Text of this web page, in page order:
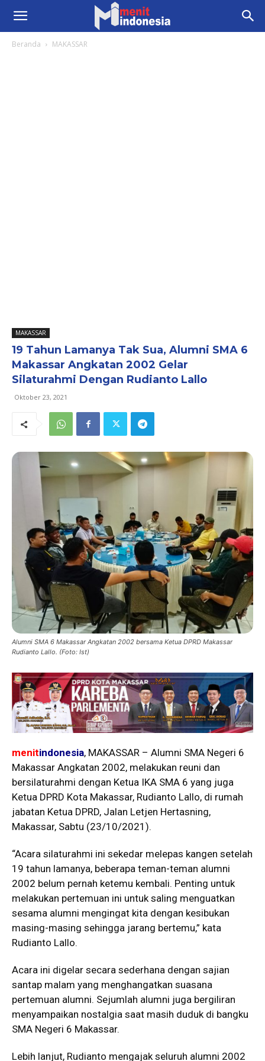
Beranda MAKASSAR
MAKASSAR
19 Tahun Lamanya Tak Sua, Alumni SMA 6
Makassar Angkatan 2002 Gelar
Silaturahmi Dengan Rudianto Lallo
Oktober 23, 2021
Alumni SMA 6 Makassar Angkatan 2002 bersama Ketua DPRD Makassar
Rudianto Lallo. (Foto: Ist)
menitindonesia, MAKASSAR – Alumni SMA Negeri 6
Makassar Angkatan 2002, melakukan reuni dan
bersilaturahmi dengan Ketua IKA SMA 6 yang juga
Ketua DPRD Kota Makassar, Rudianto Lallo, di rumah
jabatan Ketua DPRD, Jalan Letjen Hertasning,
Makassar, Sabtu (23/10/2021).
“Acara silaturahmi ini sekedar melepas kangen setelah
19 tahun lamanya, beberapa teman-teman alumni
2002 belum pernah ketemu kembali. Penting untuk
melakukan pertemuan ini untuk saling menguatkan
sesama alumni mengingat kita dengan kesibukan
masing-masing sehingga jarang bertemu,” kata
Rudianto Lallo.
Acara ini digelar secara sederhana dengan sajian
santap malam yang menghangatkan suasana
pertemuan alumni. Sejumlah alumni juga bergiliran
menyampaikan nostalgia saat masih duduk di bangku
SMA Negeri 6 Makassar.
Lebih lanjut, Rudianto mengajak seluruh alumni 2002